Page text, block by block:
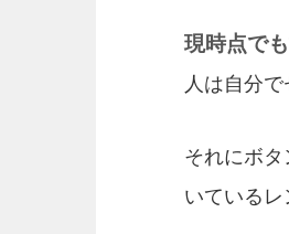
現時点でも
人は自分で
それにボ
いているレ